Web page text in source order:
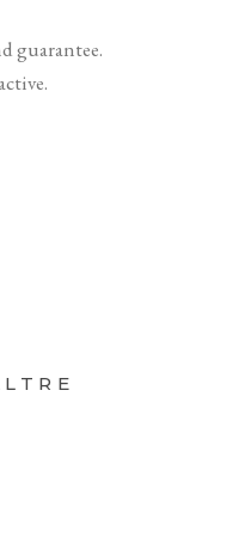
guarantee.